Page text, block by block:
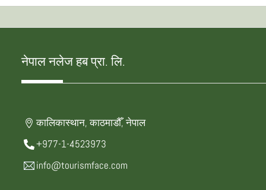
नेपाल नलेज हब प्रा. लि.
कालिकास्थान, काठमाडौँ, नेपाल
+977-1-4523973
info@tourismface.com